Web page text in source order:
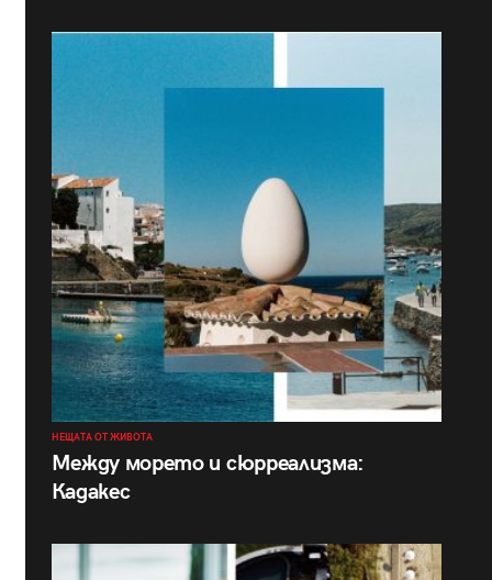
НЕЩАТА ОТ ЖИВОТА
Между морето и сюрреализма:
Кадакес